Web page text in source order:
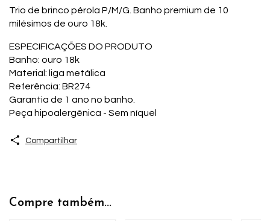
Trio de brinco pérola P/M/G. Banho premium de 10
milésimos de ouro 18k.
ESPECIFICAÇÕES DO PRODUTO
Banho: ouro 18k
Material: liga metálica
Referência: BR274
Garantia de 1 ano no banho.
Peça hipoalergênica - Sem níquel
Compartilhar
Compre também...